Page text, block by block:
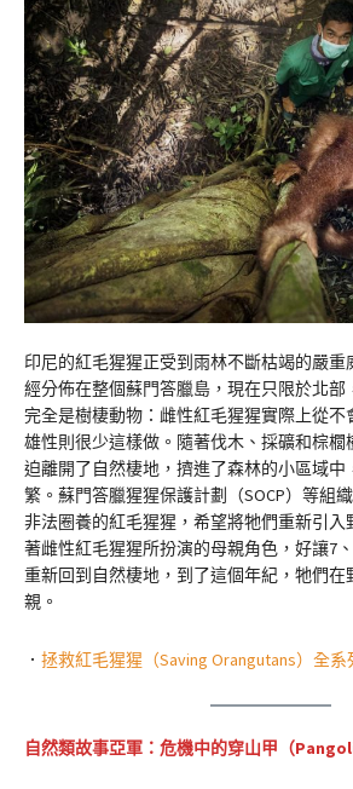
印尼的紅毛猩猩正受到雨林不斷枯竭的嚴重
經分佈在整個蘇門答臘島，現在只限於北
完全是樹棲動物：雌性紅毛猩猩實際上從
雄性則很少這樣做。隨著伐木、採礦和棕
迫離開了自然棲地，擠進了森林的小區域
繁。蘇門答臘猩猩保護計劃（SOCP）等組
非法圈養的紅毛猩猩，希望將牠們重新引
著雌性紅毛猩猩所扮演的母親角色，好讓7
重新回到自然棲地，到了這個年紀，牠們在
親。
． 拯救紅毛猩猩（Saving Orangutans）全系
自然類故事亞軍：危機中的穿山甲（